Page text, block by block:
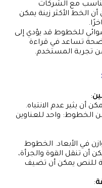
مع الشركات
أن الخط الأكثر زينة يمكن
للخطوط قد يؤدي إلى
تساعد في قراءة
تجربة المستخدم.
:
أن يثير عدم الانتباه.
الخطوط: واحد للعناوين
في الأبعاد. الخطوط
أن تنقل القوة والجرأة،
للنص يمكن أن تضيف
: